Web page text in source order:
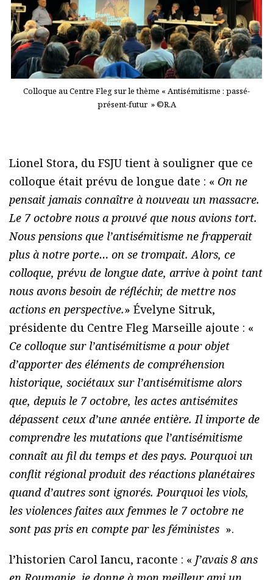
Colloque au Centre Fleg sur le thème « Antisémitisme : passé-
présent-futur » ©R.A
Lionel Stora, du FSJU tient à souligner que ce
colloque était prévu de longue date : « On ne
pensait jamais connaître à nouveau un massacre.
Le 7 octobre nous a prouvé que nous avions tort.
Nous pensions que l’antisémitisme ne frapperait
plus à notre porte… on se trompait. Alors, ce
colloque, prévu de longue date, arrive à point tant
nous avons besoin de réfléchir, de mettre nos
actions en perspective.» Évelyne Sitruk,
présidente du Centre Fleg Marseille ajoute : «
Ce colloque sur l’antisémitisme a pour objet
d’apporter des éléments de compréhension
historique, sociétaux sur l’antisémitisme alors
que, depuis le 7 octobre, les actes antisémites
dépassent ceux d’une année entière. Il importe de
comprendre les mutations que l’antisémitisme
connaît au fil du temps et des pays. Pourquoi un
conflit régional produit des réactions planétaires
quand d’autres sont ignorés. Pourquoi les viols,
les violences faites aux femmes le 7 octobre ne
sont pas pris en compte par les féministes ».
l’historien Carol Iancu, raconte : « J’avais 8 ans